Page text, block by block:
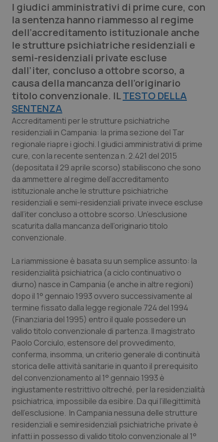
Lettere al direttore
Edizioni Regionali
QS Pro
Professionisti Sanitari.AI
Abruzzo
Basilicata
Calabria
Campania
Emilia-Romagna
Lazio
Liguria
Lombardia
Marche
Molise
Piemonte
Provincia Autonoma di Bolzano
QS Pro Gold
Artrite & artrosi
Asma & BPCO
Car-T
Colesterolo & coronaropatie
Diabete & glucometri
Disturbi dell’umore
Dolore
Donna & Salute
Epatiti
HIV
Infezioni & Febbre
QS Club Newsletter
I giudici amministrativi di prime cure, con
la sentenza hanno riammesso al regime
dell’accreditamento istituzionale anche
le strutture psichiatriche residenziali e
semi-residenziali private escluse
dall’iter, concluso a ottobre scorso, a
causa della mancanza dell’originario
titolo convenzionale. ILTESTO DELLA
SENTENZA
Accreditamenti per le strutture psichiatriche
residenziali in Campania: la prima sezione del Tar
regionale riapre i giochi. I giudici amministrativi di prime
cure, con la recente sentenza n. 2.421 del 2015
(depositata il 29 aprile scorso) stabiliscono che sono
da ammettere al regime dell’accreditamento
istituzionale anche le strutture psichiatriche
residenziali e semi-residenziali private invece escluse
dall’iter concluso a ottobre scorso. Un’esclusione
scaturita dalla mancanza dell’originario titolo
convenzionale.
La riammissione è basata su un semplice assunto: la
residenzialità psichiatrica (a ciclo continuativo o
diurno) nasce in Campania (e anche in altre regioni)
dopo il 1° gennaio 1993 ovvero successivamente al
termine fissato dalla legge regionale 724 del 1994
(Finanziaria del 1995) entro il quale possedere un
valido titolo convenzionale di partenza. Il magistrato
Paolo Corciulo, estensore del provvedimento,
conferma, insomma, un criterio generale di continuità
storica delle attività sanitarie in quanto il prerequisito
del convenzionamento al 1° gennaio 1993 è
ingiustamente restrittivo oltreché, per la residenzialità
psichiatrica, impossibile da esibire. Da qui l’illegittimità
dell’esclusione. In Campania nessuna delle strutture
residenziali e semiresidenziali psichiatriche private è
infatti in possesso di valido titolo convenzionale al 1°